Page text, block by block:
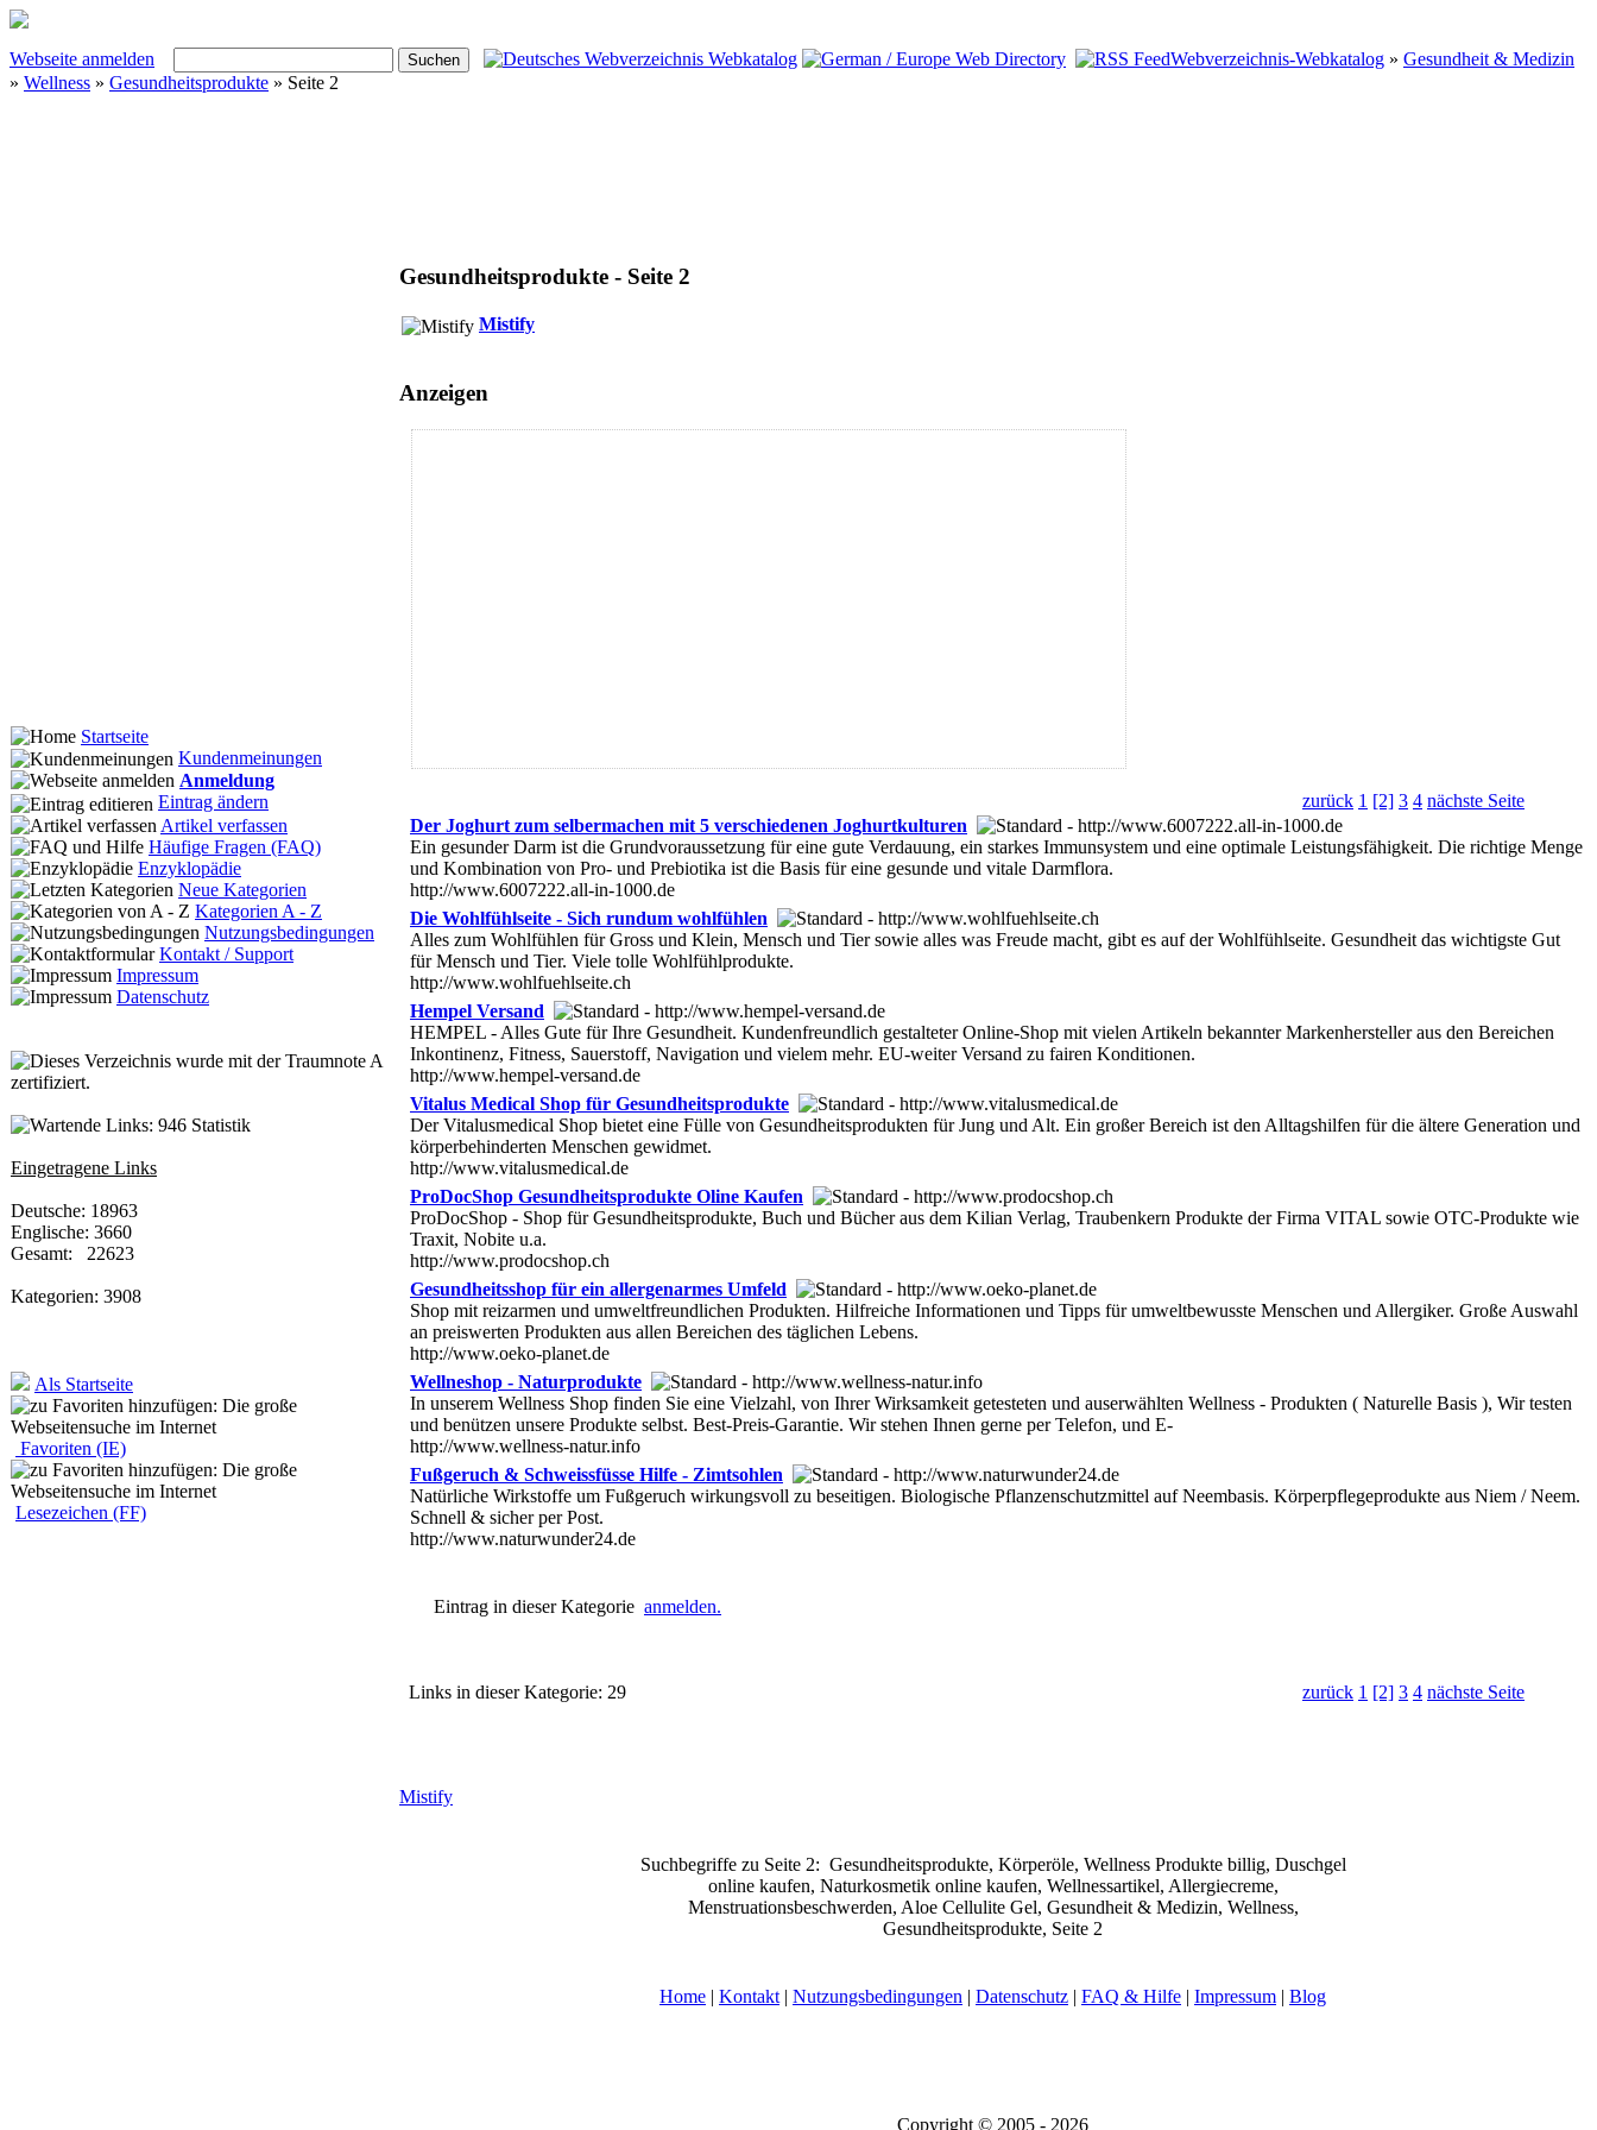
Webseite anmelden Webverzeichnis-Webkatalog » Gesundheit & Medizin
» Wellness » Gesundheitsprodukte » Seite 2
Startseite
Kundenmeinungen
Anmeldung
Eintrag ändern
Artikel verfassen
Häufige Fragen (FAQ)
Enzyklopädie
Neue Kategorien
Kategorien A - Z
Nutzungsbedingungen
Kontakt / Support
Impressum
Datenschutz
Statistik
Eingetragene Links
Deutsche: 18963
Englische: 3660
Gesamt: 22623
Kategorien: 3908
Als Startseite
Favoriten (IE)
Lesezeichen (FF)
Gesundheitsprodukte - Seite 2
Mistify
Anzeigen
zurück 1 [2] 3 4 nächste Seite
Der Joghurt zum selbermachen mit 5 verschiedenen Joghurtkulturen
Ein gesunder Darm ist die Grundvoraussetzung für eine gute Verdauung, ein starkes Immunsystem und eine optimale Leistungsfähigkeit. Die richtige Menge
und Kombination von Pro- und Prebiotika ist die Basis für eine gesunde und vitale Darmflora.
http://www.6007222.all-in-1000.de
Die Wohlfühlseite - Sich rundum wohlfühlen
Alles zum Wohlfühlen für Gross und Klein, Mensch und Tier sowie alles was Freude macht, gibt es auf der Wohlfühlseite. Gesundheit das wichtigste Gut
für Mensch und Tier. Viele tolle Wohlfühlprodukte.
http://www.wohlfuehlseite.ch
Hempel Versand
HEMPEL - Alles Gute für Ihre Gesundheit. Kundenfreundlich gestalteter Online-Shop mit vielen Artikeln bekannter Markenhersteller aus den Bereichen
Inkontinenz, Fitness, Sauerstoff, Navigation und vielem mehr. EU-weiter Versand zu fairen Konditionen.
http://www.hempel-versand.de
Vitalus Medical Shop für Gesundheitsprodukte
Der Vitalusmedical Shop bietet eine Fülle von Gesundheitsprodukten für Jung und Alt. Ein großer Bereich ist den Alltagshilfen für die ältere Generation und
körperbehinderten Menschen gewidmet.
http://www.vitalusmedical.de
ProDocShop Gesundheitsprodukte Oline Kaufen
ProDocShop - Shop für Gesundheitsprodukte, Buch und Bücher aus dem Kilian Verlag, Traubenkern Produkte der Firma VITAL sowie OTC-Produkte wie
Traxit, Nobite u.a.
http://www.prodocshop.ch
Gesundheitsshop für ein allergenarmes Umfeld
Shop mit reizarmen und umweltfreundlichen Produkten. Hilfreiche Informationen und Tipps für umweltbewusste Menschen und Allergiker. Große Auswahl
an preiswerten Produkten aus allen Bereichen des täglichen Lebens.
http://www.oeko-planet.de
Wellneshop - Naturprodukte
In unserem Wellness Shop finden Sie eine Vielzahl, von Ihrer Wirksamkeit getesteten und auserwählten Wellness - Produkten ( Naturelle Basis ), Wir testen
und benützen unsere Produkte selbst. Best-Preis-Garantie. Wir stehen Ihnen gerne per Telefon, und E-
http://www.wellness-natur.info
Fußgeruch & Schweissfüsse Hilfe - Zimtsohlen
Natürliche Wirkstoffe um Fußgeruch wirkungsvoll zu beseitigen. Biologische Pflanzenschutzmittel auf Neembasis. Körperpflegeprodukte aus Niem / Neem.
Schnell & sicher per Post.
http://www.naturwunder24.de
Eintrag in dieser Kategorie anmelden.
zurück 1 [2] 3 4 nächste Seite
Links in dieser Kategorie: 29
Mistify
Suchbegriffe zu Seite 2: Gesundheitsprodukte, Körperöle, Wellness Produkte billig, Duschgel
online kaufen, Naturkosmetik online kaufen, Wellnessartikel, Allergiecreme,
Menstruationsbeschwerden, Aloe Cellulite Gel, Gesundheit & Medizin, Wellness,
Gesundheitsprodukte, Seite 2
Home | Kontakt | Nutzungsbedingungen | Datenschutz | FAQ & Hilfe | Impressum | Blog
Copyright © 2005 - 2026